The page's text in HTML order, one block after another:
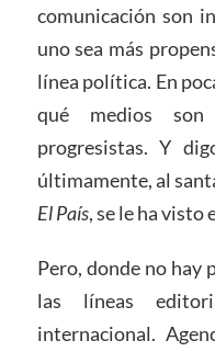
comunicación son
uno sea más
línea política. En
qué medios son
progresistas. Y
últimamente, al
El País, se le ha visto
Pero, donde no hay
las líneas
internacional.